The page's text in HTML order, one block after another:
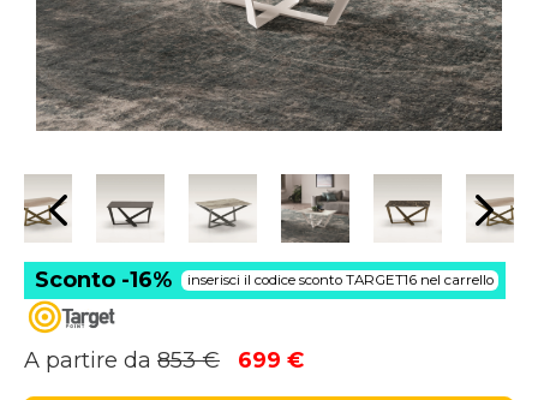
Sconto -16% inserisci il codice sconto TARGET16 nel carrello
A partire da 853€
Il699 €Il